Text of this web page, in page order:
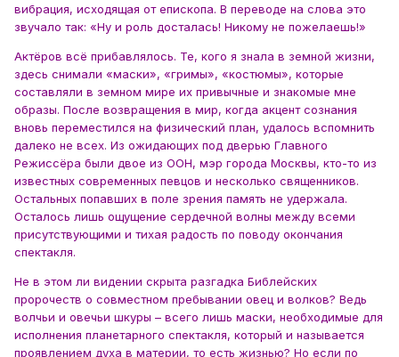
вибрация, исходящая от епископа. В переводе на слова это
звучало так: «Ну и роль досталась! Никому не пожелаешь!»
Актёров всё прибавлялось. Те, кого я знала в земной жизни,
здесь снимали «маски», «гримы», «костюмы», которые
составляли в земном мире их привычные и знакомые мне
образы. После возвращения в мир, когда акцент сознания
вновь переместился на физический план, удалось вспомнить
далеко не всех. Из ожидающих под дверью Главного
Режиссёра были двое из ООН, мэр города Москвы, кто-то из
известных современных певцов и несколько священников.
Остальных попавших в поле зрения память не удержала.
Осталось лишь ощущение сердечной волны между всеми
присутствующими и тихая радость по поводу окончания
спектакля.
Не в этом ли видении скрыта разгадка Библейских
пророчеств о совместном пребывании овец и волков? Ведь
волчьи и овечьи шкуры – всего лишь маски, необходимые для
исполнения планетарного спектакля, который и называется
проявлением духа в материи, то есть жизнью? Но если по